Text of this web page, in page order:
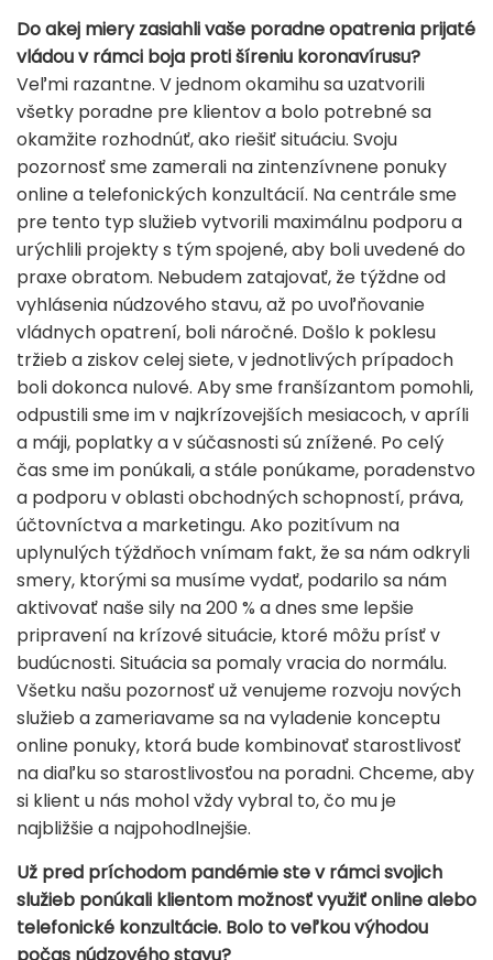
Do akej miery zasiahli vaše poradne opatrenia prijaté
vládou v rámci boja proti šíreniu koronavírusu?
Veľmi razantne. V jednom okamihu sa uzatvorili
všetky poradne pre klientov a bolo potrebné sa
okamžite rozhodnúť, ako riešiť situáciu. Svoju
pozornosť sme zamerali na zintenzívnene ponuky
online a telefonických konzultácií. Na centrále sme
pre tento typ služieb vytvorili maximálnu podporu a
urýchlili projekty s tým spojené, aby boli uvedené do
praxe obratom. Nebudem zatajovať, že týždne od
vyhlásenia núdzového stavu, až po uvoľňovanie
vládnych opatrení, boli náročné. Došlo k poklesu
tržieb a ziskov celej siete, v jednotlivých prípadoch
boli dokonca nulové. Aby sme franšízantom pomohli,
odpustili sme im v najkrízovejších mesiacoch, v apríli
a máji, poplatky a v súčasnosti sú znížené. Po celý
čas sme im ponúkali, a stále ponúkame, poradenstvo
a podporu v oblasti obchodných schopností, práva,
účtovníctva a marketingu. Ako pozitívum na
uplynulých týždňoch vnímam fakt, že sa nám odkryli
smery, ktorými sa musíme vydať, podarilo sa nám
aktivovať naše sily na 200 % a dnes sme lepšie
pripravení na krízové situácie, ktoré môžu prísť v
budúcnosti. Situácia sa pomaly vracia do normálu.
Všetku našu pozornosť už venujeme rozvoju nových
služieb a zameriavame sa na vyladenie konceptu
online ponuky, ktorá bude kombinovať starostlivosť
na diaľku so starostlivosťou na poradni. Chceme, aby
si klient u nás mohol vždy vybral to, čo mu je
najbližšie a najpohodlnejšie.
Už pred príchodom pandémie ste v rámci svojich
služieb ponúkali klientom možnosť využiť online alebo
telefonické konzultácie. Bolo to veľkou výhodou